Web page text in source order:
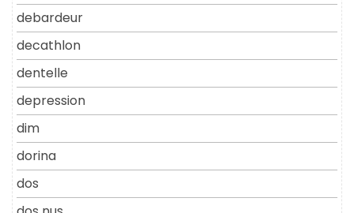
debardeur
decathlon
dentelle
depression
dim
dorina
dos